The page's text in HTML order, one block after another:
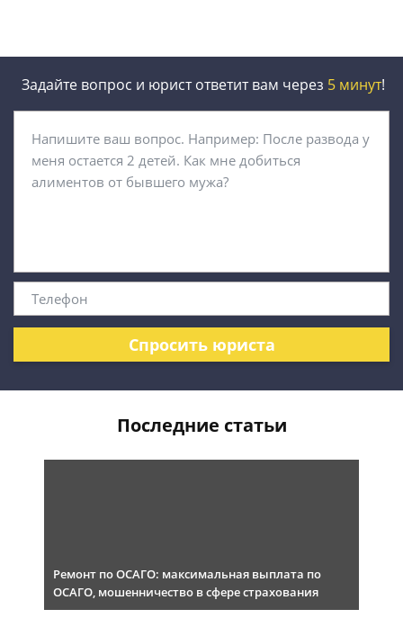
Задайте вопрос и юрист ответит вам через 5 минут!
Спросить юриста
Последние статьи
Ремонт по ОСАГО: максимальная выплата по
ОСАГО, мошенничество в сфере страхования